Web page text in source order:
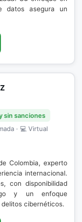
datos asegura un
sin sanciones
· 💻 Virtual
Colombia, experto
internacional.
con disponibilidad
y un enfoque
cibernéticos.